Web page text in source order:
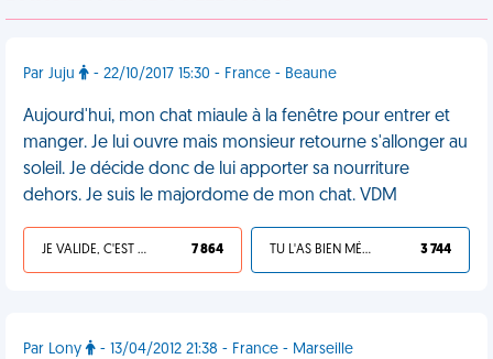
Par Juju - 22/10/2017 15:30 - France - Beaune
Aujourd'hui, mon chat miaule à la fenêtre pour entrer et
manger. Je lui ouvre mais monsieur retourne s'allonger au
soleil. Je décide donc de lui apporter sa nourriture
dehors. Je suis le majordome de mon chat. VDM
JE VALIDE, C'EST UNE VDM 7 864 TU L'AS BIEN MÉRITÉ 3 744
Par Lony - 13/04/2012 21:38 - France - Marseille